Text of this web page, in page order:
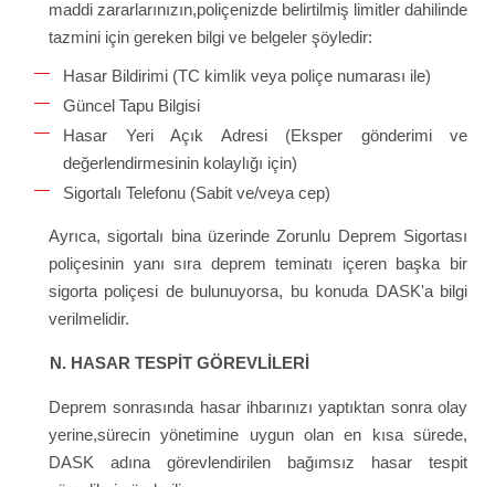
maddi zararlarınızın,poliçenizde belirtilmiş limitler dahilinde
tazmini için gereken bilgi ve belgeler şöyledir:
Hasar Bildirimi (TC kimlik veya poliçe numarası ile)
Güncel Tapu Bilgisi
Hasar Yeri Açık Adresi (Eksper gönderimi ve
değerlendirmesinin kolaylığı için)
Sigortalı Telefonu (Sabit ve/veya cep)
Ayrıca, sigortalı bina üzerinde Zorunlu Deprem Sigortası
poliçesinin yanı sıra deprem teminatı içeren başka bir
sigorta poliçesi de bulunuyorsa, bu konuda DASK'a bilgi
verilmelidir.
N. HASAR TESPİT GÖREVLİLERİ
Deprem sonrasında hasar ihbarınızı yaptıktan sonra olay
yerine,sürecin yönetimine uygun olan en kısa sürede,
DASK adına görevlendirilen bağımsız hasar tespit